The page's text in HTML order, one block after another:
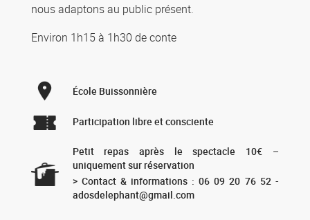
nous adaptons au public présent.
Environ 1h15 à 1h30 de conte
École Buissonnière
Participation libre et consciente
Petit repas après le spectacle 10€ –
uniquement sur réservation
> Contact & informations : 06 09 20 76 52 -
adosdelephant@gmail.com